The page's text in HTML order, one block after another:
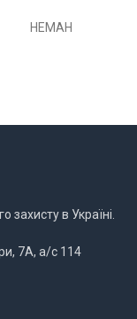
НЕМАН
захисту в Україні.
7А, а/с 114